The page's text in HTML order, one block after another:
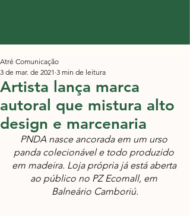
Artista lança marca
autoral que mistura alto
design e marcenaria
Atré Comunicação
3 de mar. de 2021 3 min de leitura
PNDA nasce ancorada em um urso
panda colecionável e todo produzido
em madeira. Loja própria já está aberta
ao público no PZ Ecomall, em
Balneário Camboriú.